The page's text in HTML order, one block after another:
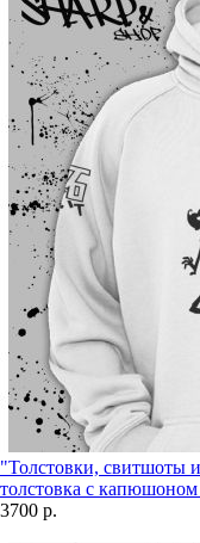
"Толстовки, свитшоты
толстовка с
3700 р.